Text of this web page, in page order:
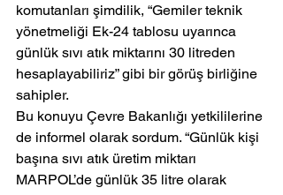
komutanları şimdilik, “Gemiler teknik
yönetmeliği Ek-24 tablosu uyarınca
günlük sıvı atık miktarını 30 litreden
hesaplayabiliriz” gibi bir görüş birliğine
sahipler.
Bu konuyu Çevre Bakanlığı yetkililerine
de informel olarak sordum. “Günlük kişi
başına sıvı atık üretim miktarı
MARPOL’de günlük 35 litre olarak